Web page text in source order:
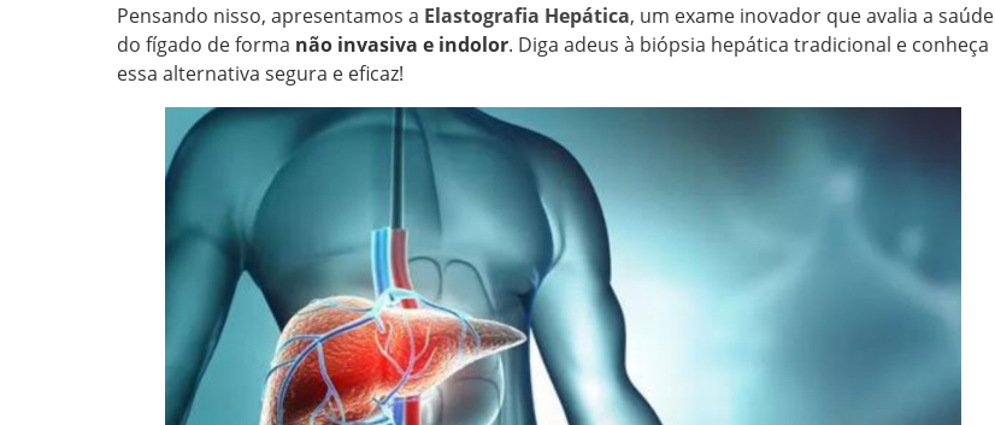
Pensando nisso, apresentamos a Elastografia Hepática, um exame inovador que avalia a saúde
do fígado de forma não invasiva e indolor. Diga adeus à biópsia hepática tradicional e conheça
essa alternativa segura e eficaz!